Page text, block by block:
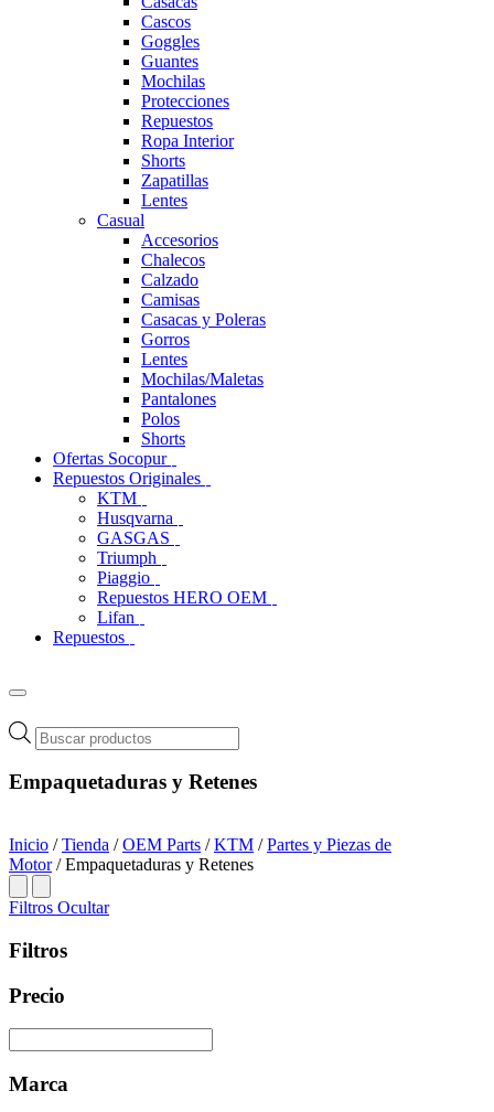
Cascos
Goggles
Guantes
Mochilas
Protecciones
Repuestos
Ropa Interior
Shorts
Zapatillas
Lentes
Casual
Accesorios
Chalecos
Calzado
Camisas
Casacas y Poleras
Gorros
Lentes
Mochilas/Maletas
Pantalones
Polos
Shorts
Ofertas Socopur
Repuestos Originales
KTM
Husqvarna
GASGAS
Triumph
Piaggio
Repuestos HERO OEM
Lifan
Repuestos
Búsqueda
de
Empaquetaduras y Retenes
Inicio /Tienda /OEM Parts /KTM /Partes y Piezas de
Motor/ Empaquetaduras y Retenes
Filtros Ocultar
Filtros
Precio
Marca